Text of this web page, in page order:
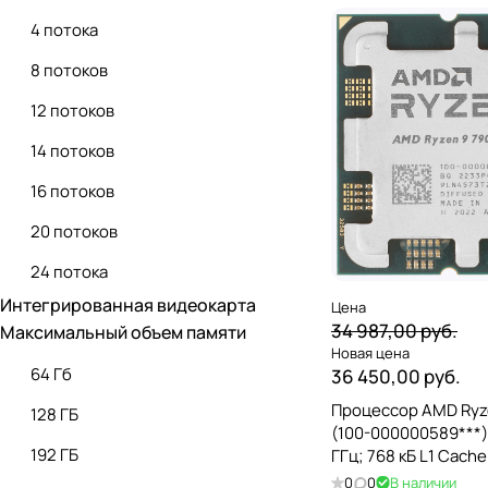
Цена
34 987,00 руб.
Новая цена
36 450,00 руб.
Процессор AMD
(100-
ГГц; 768 кБ L1
Cache; 64 МБ L3
0 0 В наличии
AMD Ryzen 5 5500GT
AMD Ryzen 5 5600
AMD Ryzen 5 5600GT
AMD Ryzen 5 7500F
20 ядер
24 ядра
4 потока
8 потоков
12 потоков
14 потоков
16 потоков
20 потоков
24 потока
28 потоков
Интегрированная видеокарта
Максимальный объем памяти
64 Гб
128 ГБ
192 ГБ